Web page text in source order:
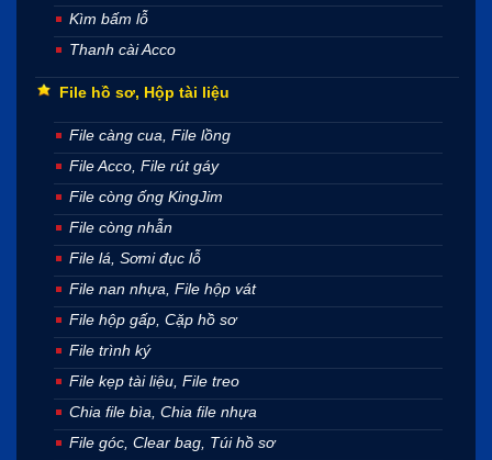
Kìm bấm lỗ
Thanh cài Acco
File hồ sơ, Hộp tài liệu
File càng cua, File lồng
File Acco, File rút gáy
File còng ống KingJim
File còng nhẫn
File lá, Sơmi đục lỗ
File nan nhựa, File hộp vát
File hộp gấp, Cặp hồ sơ
File trình ký
File kẹp tài liệu, File treo
Chia file bìa, Chia file nhựa
File góc, Clear bag, Túi hồ sơ